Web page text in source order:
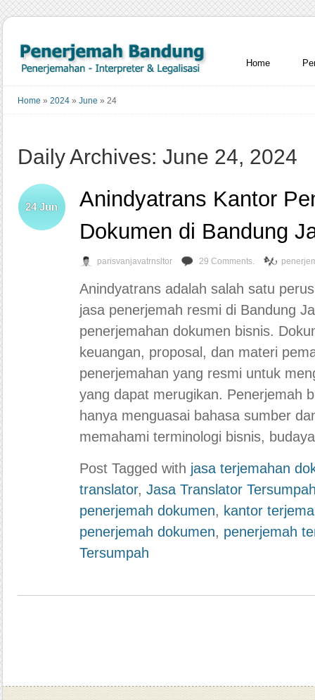
Home
Home » 2024 » June » 24
Daily Archives: June 24, 2024
Anindyatrans Kantor
Dokumen di Bandung
24Jun
parisvanjavatrnsltor 29 Comments.
Anindyatrans adalah salah satu
jasa penerjemah resmi di Bandung
penerjemahan dokumen bisnis.
keuangan, proposal, dan materi
penerjemahan yang resmi untuk
yang dapat merugikan. Penerjemah
hanya menguasai bahasa sumber
memahami terminologi bisnis,
Post Tagged with jasa terjemahan
translator, Jasa Translator
penerjemah dokumen, kantor
penerjemah dokumen, penerjemah
Tersumpah